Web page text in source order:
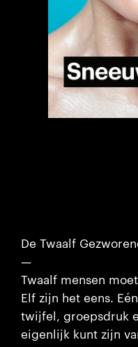
De Twaalf
—
Twaalf mensen
Elf zijn het eens.
twijfel, groepsdruk
eigenlijk kunt zijn